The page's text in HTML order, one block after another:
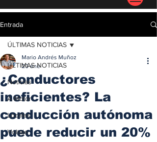
Entrada
ÚLTIMAS NOTICIAS
Noticias
A Motor
Locales
Voltaje
ÚLTIMAS NOTICIAS
¿Conductores
ineficientes? La
conducción autónoma
puede reducir un 20%
Mario Andrés Muñoz
20 ene